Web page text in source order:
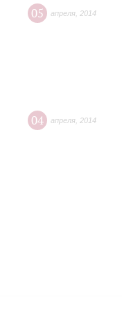
05 апреля 2014
04 апреля 2014